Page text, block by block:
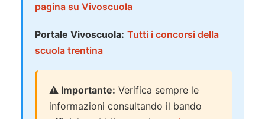
pagina su Vivoscuola
Portale Vivoscuola: Tutti i concorsi della
scuola trentina
⚠️ Importante: Verifica sempre le
informazioni consultando il bando